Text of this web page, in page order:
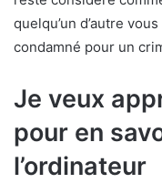
quelqu’un d’autre
condamné pour un
Je veux
pour en
l’ordinateur